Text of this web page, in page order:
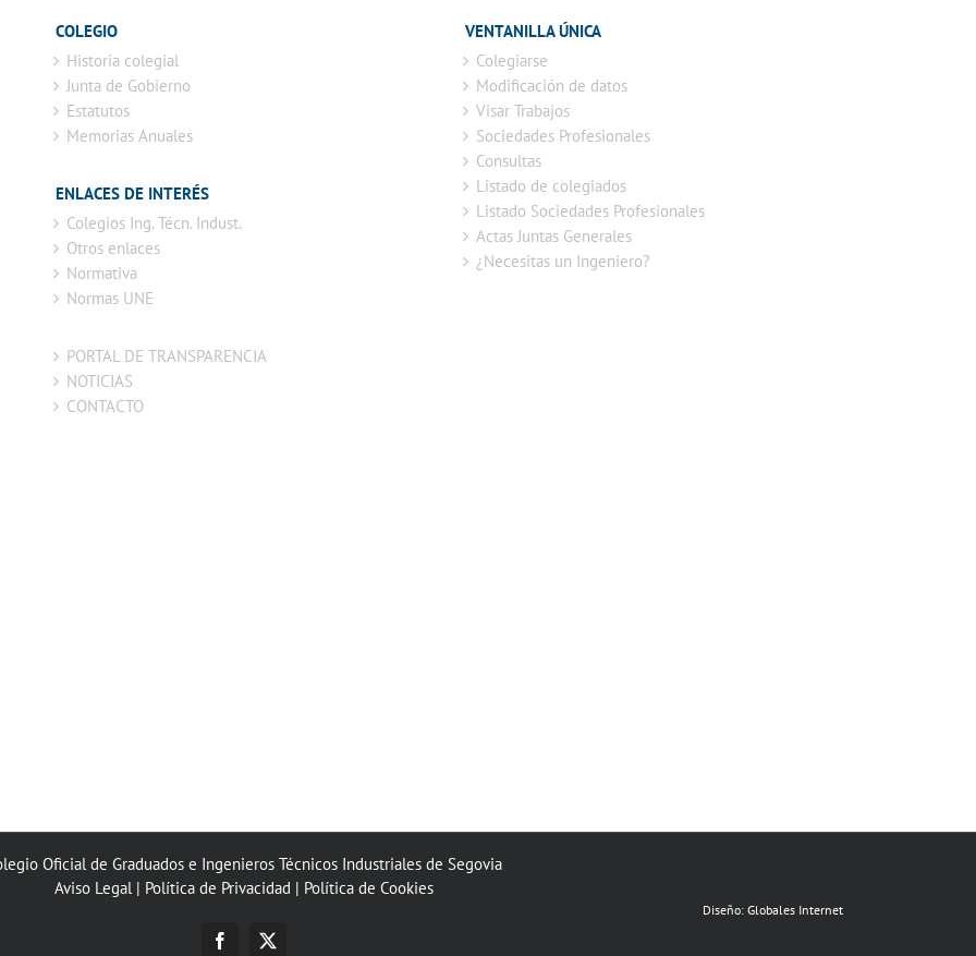
COLEGIO
Historia colegial
Junta de Gobierno
Estatutos
Memorias Anuales
ENLACES DE INTERÉS
Colegios Ing. Técn. Indust.
Otros enlaces
Normativa
Normas UNE
PORTAL DE TRANSPARENCIA
NOTICIAS
CONTACTO
VENTANILLA ÚNICA
Colegiarse
Modificación de datos
Visar Trabajos
Sociedades Profesionales
Consultas
Listado de colegiados
Listado Sociedades Profesionales
Actas Juntas Generales
¿Necesitas un Ingeniero?
Oficial de Graduados e Ingenieros Técnicos Industriales de Segovia
Aviso Legal | Política de Privacidad | Política de Cookies
Diseño: Globales Internet
Facebook
X